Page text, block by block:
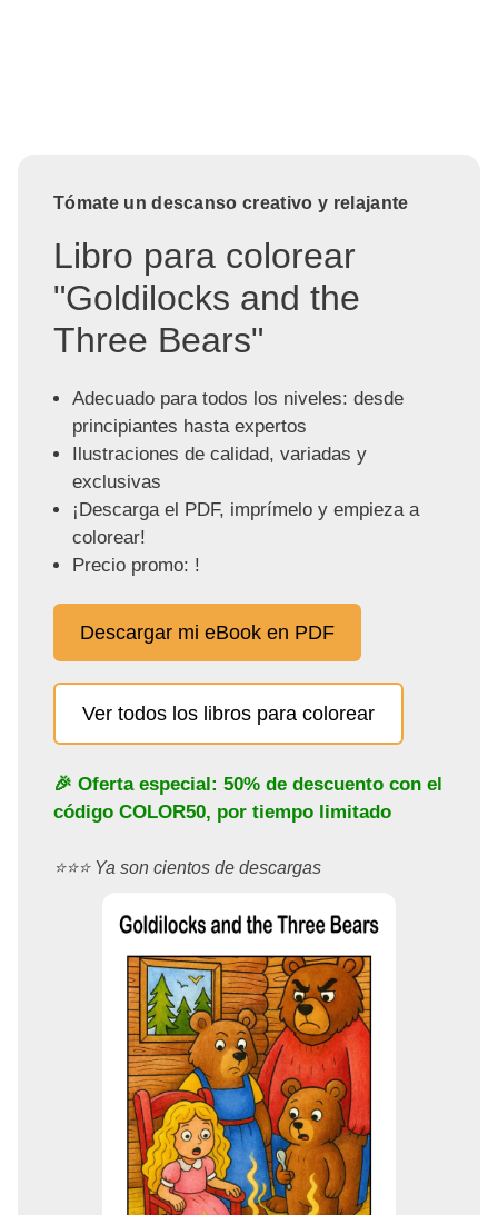
Tómate un descanso creativo y relajante
Libro para colorear
"Goldilocks and the
Three Bears"
Adecuado para todos los niveles: desde
principiantes hasta expertos
Ilustraciones de calidad, variadas y
exclusivas
¡Descarga el PDF, imprímelo y empieza a
colorear!
Precio promo: !
Descargar mi eBook en PDF
Ver todos los libros para colorear
🎉 Oferta especial: 50% de descuento con el
código COLOR50, por tiempo limitado
⭐️⭐️⭐️ Ya son cientos de descargas